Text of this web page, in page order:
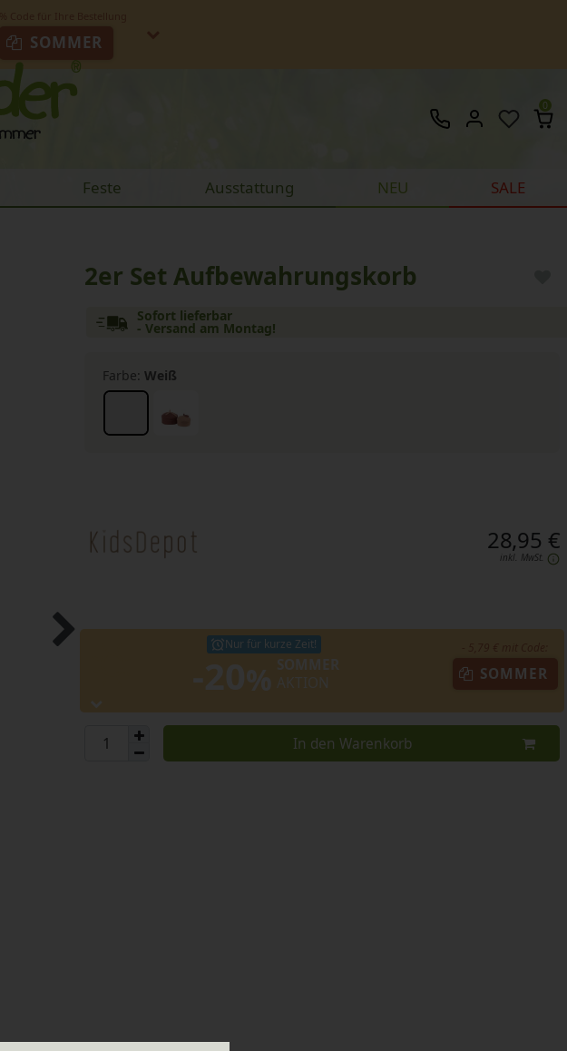
SOMMER
0
Feste Ausstattung NEU SALE
2er Set Aufbewahrungskorb
Sofort lieferbar
- Versand am Montag!
Farbe: Weiß
28,95 €
inkl. MwSt.
Nur für kurze Zeit!
SOMMER
In den Warenkorb